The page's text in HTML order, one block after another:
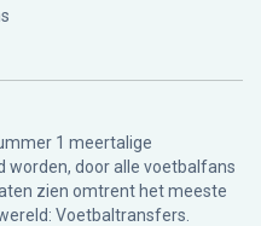
1 meertalige
worden, door alle voetbalfans
zien omtrent het meeste
Voetbaltransfers.